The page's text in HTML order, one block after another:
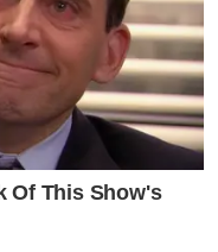
Of This Show's